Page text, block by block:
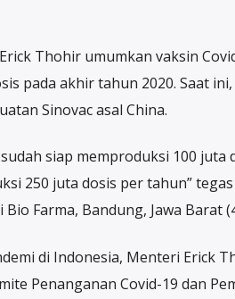
Thohir umumkan vaksin
pada akhir tahun 2020. Saat
Sinovac asal China.
siap memproduksi 100 juta
250 juta dosis per tahun”
Farma, Bandung, Jawa Barat
di Indonesia, Menteri Erick
Penanganan Covid-19 dan